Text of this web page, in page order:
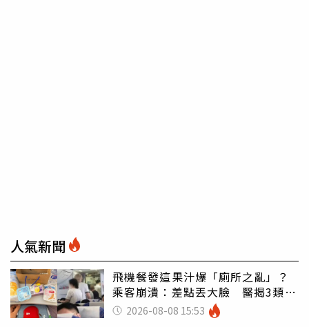
人氣新聞
飛機餐發這果汁爆「廁所之亂」？
乘客崩潰：差點丟大臉 醫揭3類人
別亂喝
2026-08-08 15:53